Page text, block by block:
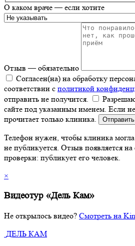
О каком враче— если хотите
Отзыв— обязательно
Согласен(на) на обработку
соответствии с политикой
отправить не получится.
сайте под указанным именем. Если
прочитает только клиника.
Телефон нужен, чтобы клиника
не публикуется. Отзыв появляется
проверки: публикует его человек.
×
Видеотур «Дель Кам»
Не открылось видео? Смотреть на
ДЕЛЬ КАМ